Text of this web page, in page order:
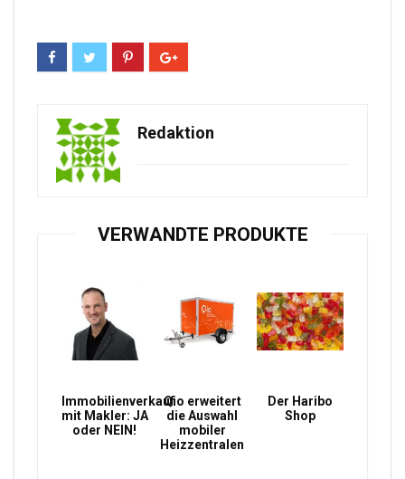
Redaktion
VERWANDTE PRODUKTE
Immobilienverkauf
mit Makler: JA
oder NEIN!
Qio erweitert
die Auswahl
mobiler
Heizzentralen
Der Haribo
Shop